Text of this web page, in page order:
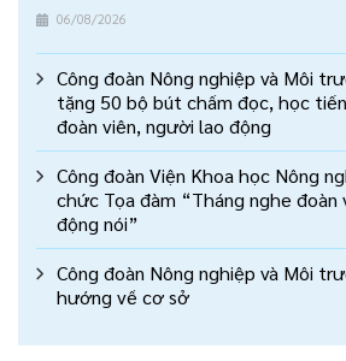
06/08/2026
Công đoàn Nông nghiệp và Môi
tặng 50 bộ bút chấm đọc, học
đoàn viên, người lao động
Công đoàn Viện Khoa học Nông
chức Tọa đàm “Tháng nghe đoàn
động nói”
Công đoàn Nông nghiệp và Môi
hướng về cơ sở